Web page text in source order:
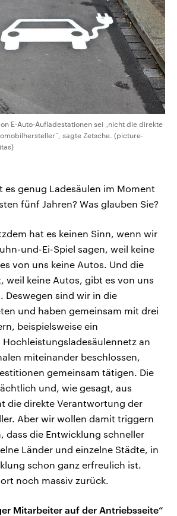
E-Auto-Aufladestationen sei „nicht die direkte
sagte Zetsche. (picture-
es genug Ladesäulen im Moment
fünf Jahren? Was glauben Sie?
hat es keinen Sinn, wenn wir
und-Ei-Spiel sagen, weil keine
von uns keine Autos. Und die
weil keine Autos, gibt es von uns
Deswegen sind wir in die
und haben gemeinsam mit drei
beispielsweise ein
an
miteinander beschlossen,
gemeinsam tätigen. Die
und, wie gesagt, aus
die direkte Verantwortung der
Aber wir wollen damit triggern
dass die Entwicklung schneller
Länder und einzelne Städte, in
schon ganz erfreulich ist.
noch massiv zurück.
Mitarbeiter auf der Antriebsseite“